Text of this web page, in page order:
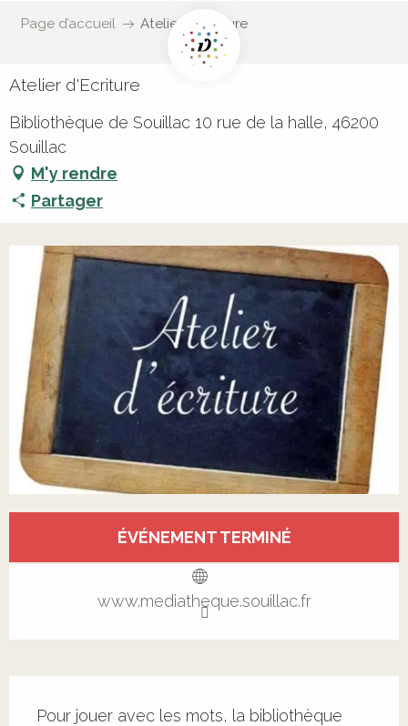
Page d’accueil Atelier d'Ecriture
Atelier d'Ecriture
Bibliothèque de Souillac 10 rue de la halle, 46200
Souillac
M'y rendre
Partager
Ouverture et coordonnées
ÉVÉNEMENT TERMINÉ
www.mediatheque.souillac.fr
Pour jouer avec les mots, la bibliothèque